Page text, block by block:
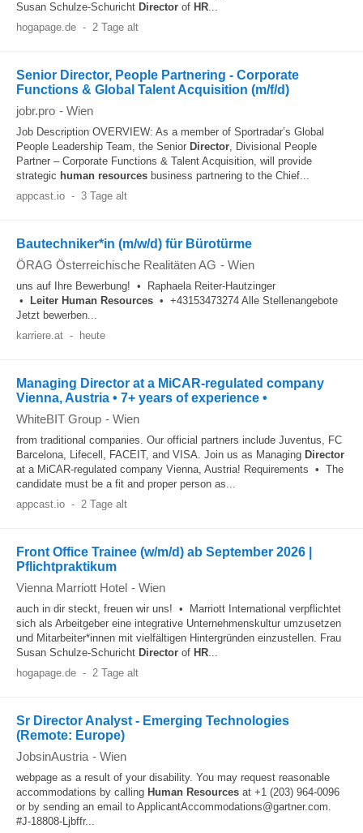
Susan Schulze-Schuricht Director of HR...
hogapage.de - 2 Tage alt
Senior Director, People Partnering - Corporate
Functions & Global Talent Acquisition (m/f/d)
jobr.pro - Wien
Job Description OVERVIEW: As a member of Sportradar’s Global
People Leadership Team, the Senior Director, Divisional People
Partner – Corporate Functions & Talent Acquisition, will provide
strategic human resources business partnering to the Chief...
appcast.io - 3 Tage alt
Bautechniker*in (m/w/d) für Bürotürme
ÖRAG Österreichische Realitäten AG - Wien
uns auf Ihre Bewerbung! • Raphaela Reiter-Hautzinger
•
Leiter Human Resources • +43153473274 Alle Stellenangebote
Jetzt bewerben...
karriere.at - heute
Managing Director at a MiCAR-regulated company
Vienna, Austria • 7+ years of experience •
WhiteBIT Group - Wien
from traditional companies. Our official partners include Juventus, FC
Barcelona, Lifecell, FACEIT, and VISA. Join us as Managing Director
at a MiCAR-regulated company Vienna, Austria! Requirements • The
candidate must be a fit and proper person as...
appcast.io - 2 Tage alt
Front Office Trainee (w/m/d) ab September 2026 |
Pflichtpraktikum
Vienna Marriott Hotel - Wien
auch in dir steckt, freuen wir uns! • Marriott International verpflichtet
sich als Arbeitgeber eine integrative Unternehmenskultur umzusetzen
und Mitarbeiter*innen mit vielfältigen Hintergründen einzustellen. Frau
Susan Schulze-Schuricht Director of HR...
hogapage.de - 2 Tage alt
Sr Director Analyst - Emerging Technologies
(Remote: Europe)
JobsinAustria - Wien
webpage as a result of your disability. You may request reasonable
accommodations by calling Human Resources at +1 (203) 964-0096
or by sending an email to ApplicantAccommodations@gartner.com.
#J-18808-Ljbffr...